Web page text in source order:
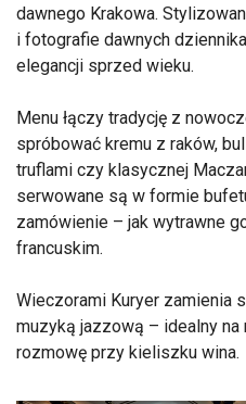
dawnego Krakowa.
i fotografie dawnych
elegancji sprzed wieku.
Menu łączy tradycję z
spróbować kremu z raków,
truflami czy klasycznej
serwowane są w formie
zamówienie – jak wytrawne
francuskim.
Wieczorami Kuryer zamienia
muzyką jazzową – idealny na
rozmowę przy kieliszku wina.